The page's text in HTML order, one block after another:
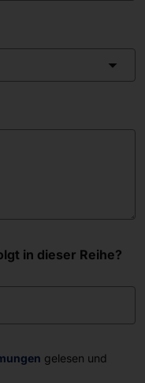
in dieser Reihe?
gelesen und